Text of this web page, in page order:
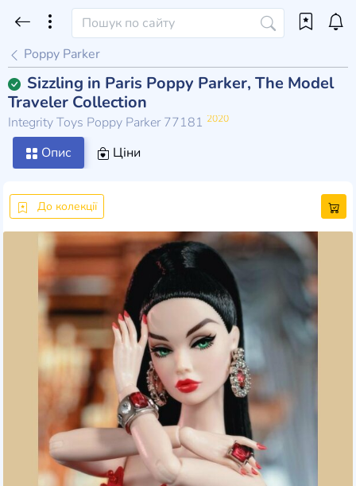
Poppy Parker
Sizzling in Paris Poppy Parker, The Model
Traveler Collection
Integrity Toys Poppy Parker 77181 2020
Опис Ціни
До колекції